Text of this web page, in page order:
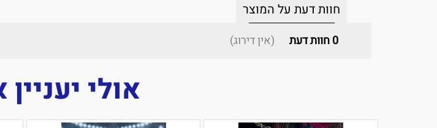
חוות דעת על המוצר
0חוות דעת (אין דירוג)
אולי